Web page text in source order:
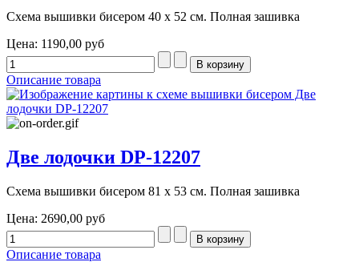
Схема вышивки бисером 40 х 52 см. Полная зашивка
Цена: 1190,00 руб
Описание товара
Две лодочки DP-12207
Схема вышивки бисером 81 х 53 см. Полная зашивка
Цена: 2690,00 руб
Описание товара